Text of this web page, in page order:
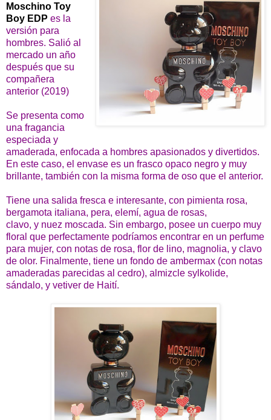
Moschino Toy
Boy EDP es la
versión para
hombres. Salió al
mercado un año
después que su
compañera
anterior (2019)
Se presenta como
una fragancia
especiada y
amaderada, enfocada a hombres apasionados y divertidos.
En este caso, el envase es un frasco opaco negro y muy
brillante, también con la misma forma de oso que el anterior.
Tiene una salida fresca e interesante, con pimienta rosa,
bergamota italiana, pera, elemí, agua de rosas,
clavo, y nuez moscada. Sin embargo, posee un cuerpo muy
floral que perfectamente podríamos encontrar en un perfume
para mujer, con notas de rosa, flor de lino, magnolia, y clavo
de olor. Finalmente, tiene un fondo de ambermax (con notas
amaderadas parecidas al cedro), almizcle sylkolide,
sándalo, y vetiver de Haití.